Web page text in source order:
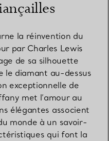
la réinvention du
par Charles Lewis
de sa silhouette
le diamant au-dessus
exceptionnelle de
met l’amour au
élégantes associent
monde à un savoir-
qui font la